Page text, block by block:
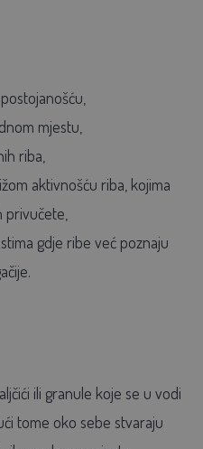
mjestu,
riba,
aktivnošću riba, kojima
gdje ribe već poznaju
ili granule koje se u vodi
tome oko sebe stvaraju